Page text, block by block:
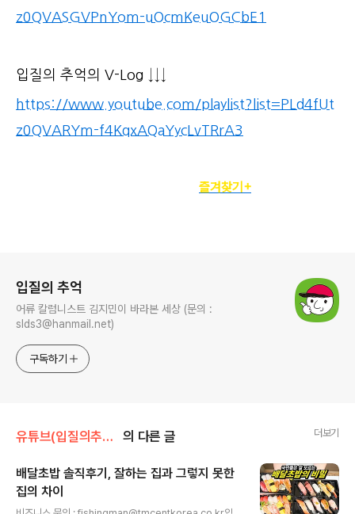
z0QVASGVPnYom-uOcmKeuOGCbE1
입질의 추억의 V-Log ↓↓↓
https://www.youtube.com/playlist?list=PLd4fUt
z0QVARYm-f4KqxAQaYycLvTRrA3
즐겨찾기+
입질의 추억
어류 칼럼니스트 김지민이 바라본 세상 (문의 :
slds3@hanmail.net)
구독하기
유튜브(입질의추억tv) 의 다른 글 더보기
배달초밥 솔직후기, 잘하는 집과 그렇지 못한
집의 차이